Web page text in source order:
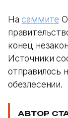
Насаммите
конец
Источники
отправилось
обезлесении.
АВТОР